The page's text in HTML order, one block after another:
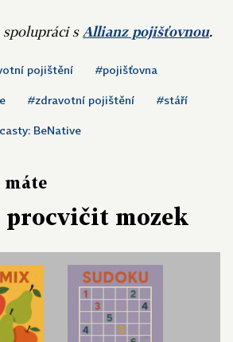
s Allianz pojišťovnou.
pojištění #pojišťovna
#zdravotní pojištění #stáří
BeNative
máte
procvičit mozek